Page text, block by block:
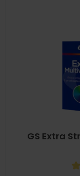
GS Extra